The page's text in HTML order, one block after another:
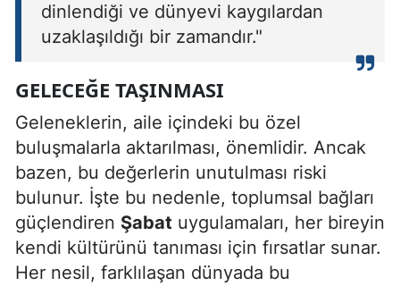
dinlendiği ve dünyevi kaygılardan
uzaklaşıldığı bir zamandır."
GELECEĞE TAŞINMASI
Geleneklerin, aile içindeki bu özel
buluşmalarla aktarılması, önemlidir. Ancak
bazen, bu değerlerin unutulması riski
bulunur. İşte bu nedenle, toplumsal bağları
güçlendiren Şabat uygulamaları, her bireyin
kendi kültürünü tanıması için fırsatlar sunar.
Her nesil, farklılaşan dünyada bu